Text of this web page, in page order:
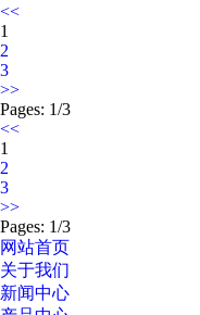
<<
1
2
3
>>
Pages: 1/3
<<
1
2
3
>>
Pages: 1/3
网站首页
关于我们
新闻中心